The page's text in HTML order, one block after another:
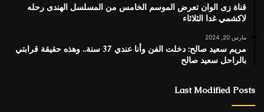
قناة زى الوان تعرض الموسم الخامس من المسلسل الهندى رحله
لاكشمي غدا الثلاثاء
مارس 20, 2024
مريم سعيد صالح: دخلت الفن وأنا عندي 37 سنة.. وهذه حقيقة قرابتي
بالراحل سعيد صالح
Last Modified Posts